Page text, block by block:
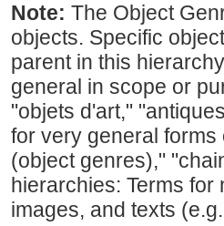
Note: The Object
objects. Specific
parent in this
general in scope or
"objets d'art,"
for very general
(object genres),"
hierarchies: Terms
images, and texts